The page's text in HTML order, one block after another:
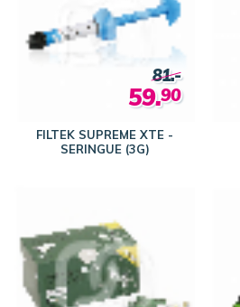
FILTEK SUPREME XTE -
SERINGUE (3G)
81.-
59.90